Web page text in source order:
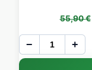
55,90€
− +